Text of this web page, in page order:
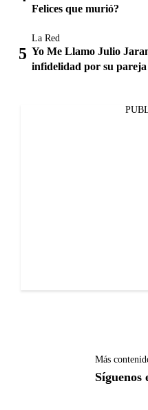
Felices que murió?
La Red
Yo Me Llamo Julio
infidelidad por su pareja
Más
Síguenos